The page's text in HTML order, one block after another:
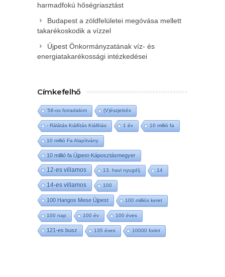
harmadfokú hőségriasztást
Budapest a zöldfelületei megóvása mellett
takarékoskodik a vízzel
Újpest Önkormányzatának víz- és
energiatakarékossági intézkedései
Címkefelhő
'56-os forradalom (V)észjelzés
- Rálátás Kiállítás Kiállítás 1 év 10 millió fa
10 millió Fa Alapítvány
10 millió fa Újpest-Káposztásmegyer
12-es villamos 13. havi nyugdíj 14
14-es villamos 100
100 Hangos Mese Újpest 100 milliós keret
100 nap 100 év 100 éves
121-es busz 135 éves 10000 forint